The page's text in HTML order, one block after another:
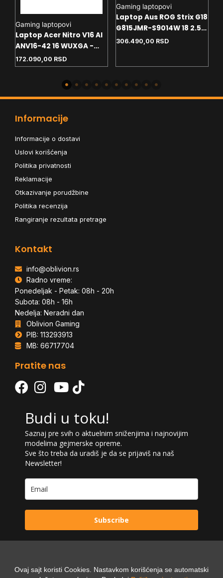
Gaming laptopovi
Laptop Acer Nitro V16 AI
ANV16-42 16 WUXGA -
R5-240 - 16GB - NVMe 1TB
- RTX5060 8GB - backlit
172.090,00 RSD
Gaming laptopovi
Laptop Aus ROG Strix G18
G815JMR-S9014W 18 2.5K
- i7-14650HX - 32GB - 1TB
306.490,00 RSD
Informacije
Informacije o dostavi
Uslovi korišćenja
Politika privatnosti
Reklamacije
Otkazivanje porudžbine
Politika recenzija
Rangiranje rezultata pretrage
Kontakt
info@oblivion.rs
Radno vreme:
Ponedeljak - Petak: 08h - 20h
Subota: 08h - 16h
Nedelja: Neradni dan
Oblivion Gaming
PIB: 113293913
MB: 66717704
Pratite nas
Budi u toku!
Saznaj pre svih o aktuelnim sniženjima i najnovijim
modelima gejmerske opreme.
Sve što treba da uradiš je da se prijaviš na naš
Newsletter!
Subscribe
Powered by:
Ovaj sajt koristi Cookies. Nastavkom korišćenja se automatski